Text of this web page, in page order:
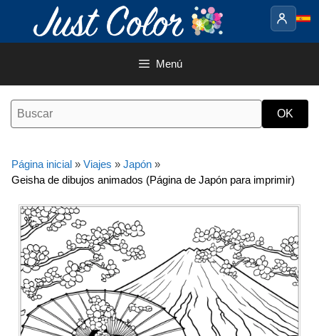
contenido
Menú
Página inicial » Viajes » Japón »
Geisha de dibujos animados (Página de Japón para imprimir)